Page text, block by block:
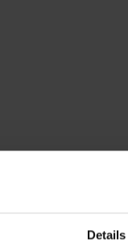
Details